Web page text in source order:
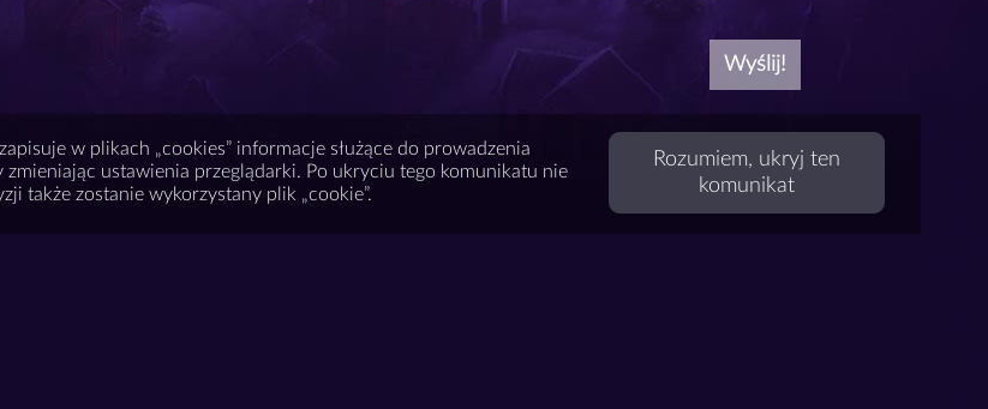
w plikach „cookies” informacje służące do prowadzenia
ustawienia przeglądarki. Po ukryciu tego komunikatu nie
także zostanie wykorzystany plik „cookie”.
Rozumiem, ukryj ten
komunikat